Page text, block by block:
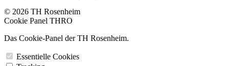
© 2026 TH Rosenheim
Cookie Panel THRO
Das Cookie-Panel der TH Rosenheim.
Essentielle Cookies